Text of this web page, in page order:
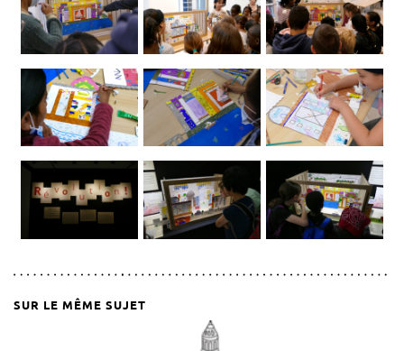
SUR LE MÊME SUJET